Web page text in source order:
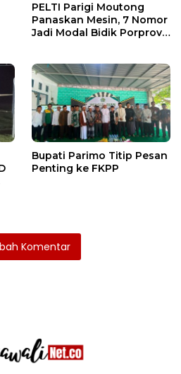
PELTI Parigi Moutong
Panaskan Mesin, 7 Nomor
Jadi Modal Bidik Porprov
Bupati Parimo Titip Pesan
Penting ke FKPP
Komentar